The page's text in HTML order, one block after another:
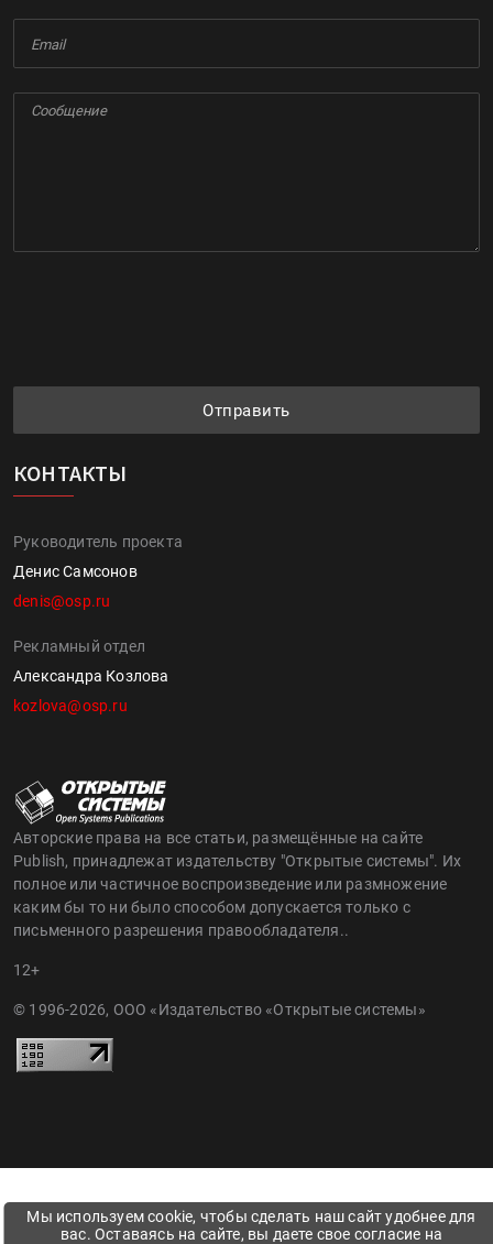
Отправить
КОНТАКТЫ
Руководитель проекта
Денис Самсонов
denis@osp.ru
Рекламный отдел
Александра Козлова
kozlova@osp.ru
Авторские права на все статьи, размещённые на сайте
Publish, принадлежат издательству "Открытые системы". Их
полное или частичное воспроизведение или размножение
каким бы то ни было способом допускается только с
письменного разрешения правообладателя..
12+
© 1996-2026, ООО «Издательство «Открытые системы»
Мы используем cookie, чтобы сделать наш сайт удобнее для
вас. Оставаясь на сайте, вы даете свое согласие на